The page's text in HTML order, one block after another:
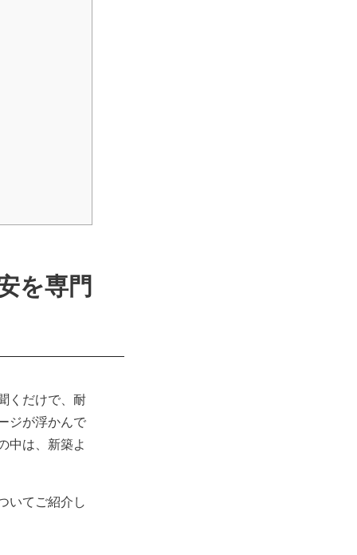
を専門
くだけで、耐
ジが浮かんで
中は、新築よ
いてご紹介し